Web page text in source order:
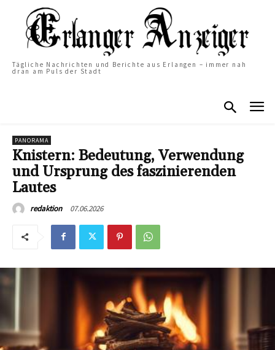
Tägliche Nachrichten und Berichte aus Erlangen – immer nah
dran am Puls der Stadt
PANORAMA
Knistern: Bedeutung, Verwendung
und Ursprung des faszinierenden
Lautes
redaktion 07.06.2026